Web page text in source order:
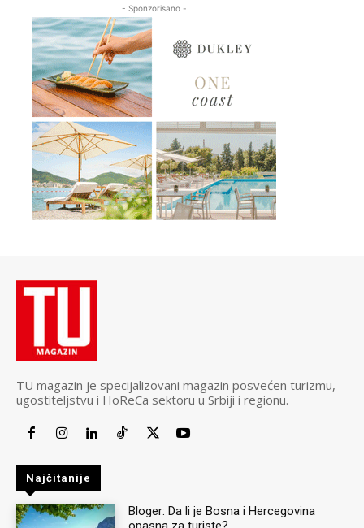
- Sponzorisano -
TU magazin je specijalizovani magazin posvećen turizmu,
ugostiteljstvu i HoReCa sektoru u Srbiji i regionu.
Najčitanije
Bloger: Da li je Bosna i Hercegovina